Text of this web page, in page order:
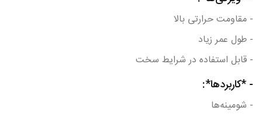
- مقاومت حرارتی بالا
- طول عمر زیاد
- قابل استفاده در شرایط سخت
- *کاربردها*:
- شومینه‌ها